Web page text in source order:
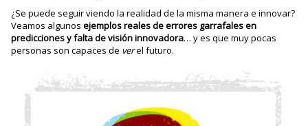
¿Se puede seguir viendo la realidad de la misma manera e innovar?
Veamos algunosejemplos reales de errores garrafales en
predicciones y falta de visión innovadora… y es que muy pocas
personas son capaces de verel futuro.